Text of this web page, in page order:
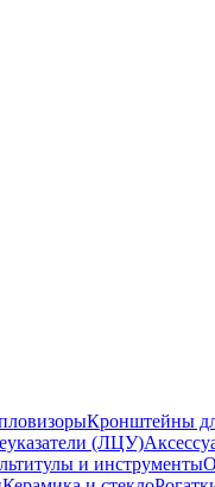
Кронштейны
(ЛЦУ)
и инструменты